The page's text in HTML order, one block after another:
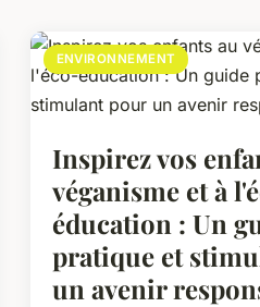
ENVIRONNEMENT
Inspirez vos
véganisme et à
éducation : Un
pratique et
un avenir